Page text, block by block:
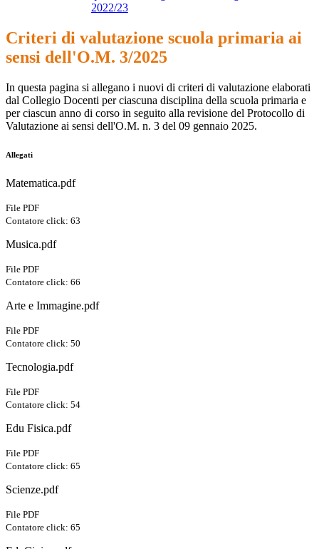
2022/23
Criteri di valutazione scuola primaria ai
sensi dell'O.M. 3/2025
In questa pagina si allegano i nuovi di criteri di valutazione elaborati
dal Collegio Docenti per ciascuna disciplina della scuola primaria e
per ciascun anno di corso in seguito alla revisione del Protocollo di
Valutazione ai sensi dell'O.M. n. 3 del 09 gennaio 2025.
Allegati
Matematica.pdf
File PDF
Contatore click: 63
Musica.pdf
File PDF
Contatore click: 66
Arte e Immagine.pdf
File PDF
Contatore click: 50
Tecnologia.pdf
File PDF
Contatore click: 54
Edu Fisica.pdf
File PDF
Contatore click: 65
Scienze.pdf
File PDF
Contatore click: 65